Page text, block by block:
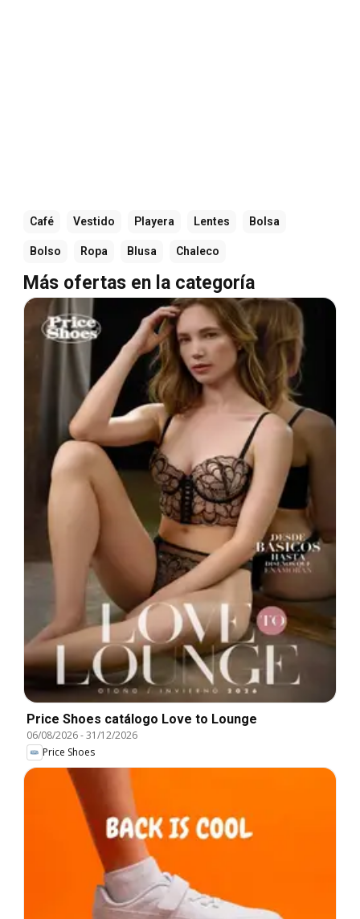
Café Vestido Playera Lentes Bolsa
Bolso Ropa Blusa Chaleco
Más ofertas en la categoría
Price Shoes catálogo Love to Lounge
06/08/2026-31/12/2026
Price Shoes